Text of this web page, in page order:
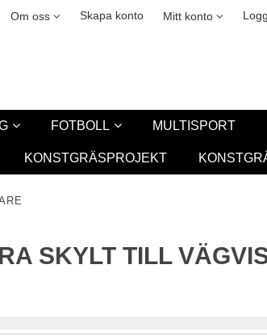
Om oss Skapa konto Mitt konto
FOTBOLL MULTISPORT
KONSTGRÄSPROJEKT
SKYLT TILL